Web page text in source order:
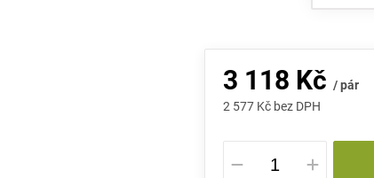
3 118 Kč / pár
2 577 Kč bez DPH
Měrná
cena: